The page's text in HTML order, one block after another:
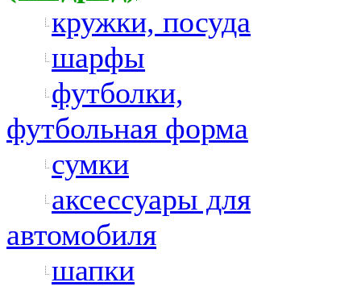
кружки, посуда
шарфы
футболки,
футбольная форма
сумки
аксессуары для
автомобиля
шапки